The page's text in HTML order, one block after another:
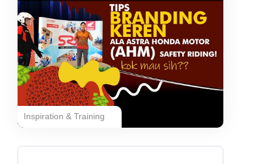
Inspiration & Training